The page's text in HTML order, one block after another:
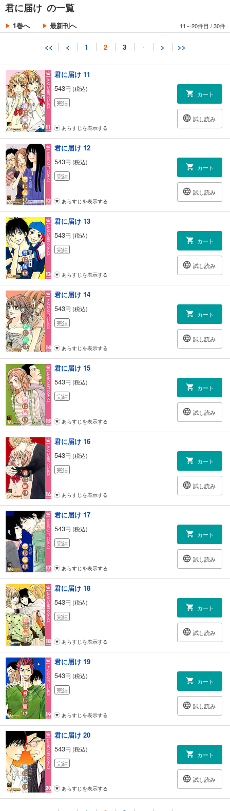
君に届け の一覧
1巻へ 最新刊へ 11～20件目 /30件
<< < 1 2 3 ・ > >>
543
円 (税込)
完結
君に届け 11
543円 (税込)
完結
カート
試し読み
あらすじを表示する
君に届け 12
543円 (税込)
完結
カート
試し読み
あらすじを表示する
君に届け 13
543円 (税込)
完結
カート
試し読み
あらすじを表示する
君に届け 14
543円 (税込)
完結
カート
試し読み
あらすじを表示する
君に届け 15
543円 (税込)
完結
カート
試し読み
あらすじを表示する
君に届け 16
543円 (税込)
完結
カート
試し読み
あらすじを表示する
君に届け 17
543円 (税込)
完結
カート
試し読み
あらすじを表示する
君に届け 18
543円 (税込)
完結
カート
試し読み
あらすじを表示する
君に届け 19
543円 (税込)
完結
カート
試し読み
あらすじを表示する
君に届け 20
543円 (税込)
完結
カート
試し読み
あらすじを表示する
君に届け 21